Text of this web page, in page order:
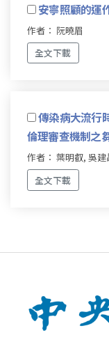
安寧照顧的運
作者： 阮曉眉
全文下載
傳染病大流行
倫理審查機制之
作者： 葉明叡, 吳建
全文下載